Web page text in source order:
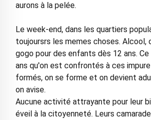
aurons à la pelée.
Le week-end, dans les quartiers
toujoursrs les memes choses. Alcool,
gogo pour des enfants dès 12 ans.
ans qu'on est confrontés à ces
formés, on se forme et on devient
on avise.
Aucune activité attrayante pour leur
éveil à la citoyenneté. Leurs